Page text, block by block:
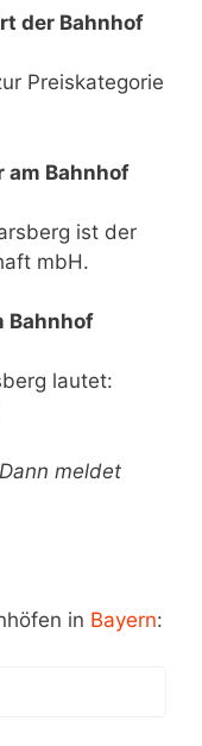
der Bahnhof
Preiskategorie
Bahnhof
ist der
mbH.
Bahnhof
lautet:
meldet
in Bayern: